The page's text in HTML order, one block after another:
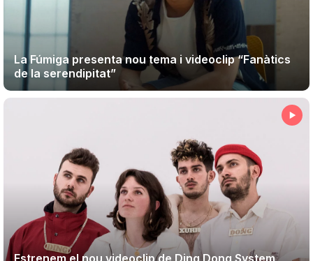
La Fúmiga presenta nou tema i videoclip “Fanàtics
de la serendipitat”